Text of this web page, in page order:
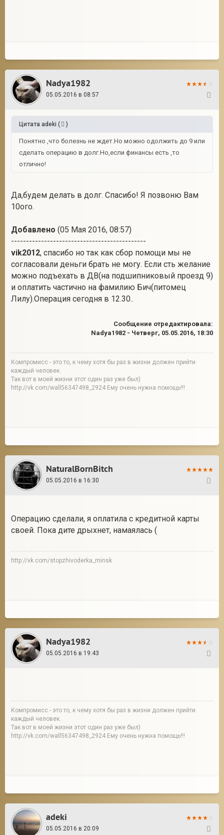
Nadya1982
05.05.2016 в 08:57
Цитата adeki ( )
Понятно ,что болезнь не ждет.Но можно одолжить до 9 или
сделать операцию в долг.Но,если финансы есть ,то
отлично!
Да,будем делать в долг. Спасибо! Я позвоню Вам
10ого.
Добавлено (05 Мая 2016, 08:57)
---------------------------------------------
vik2012, спасибо но так как сбор помощи мы не
согласовали деньги брать не могу. Если сть желание
можно подъехать в ДВ(на подшипниковый проезд 9)
и оплатить частично на фамилию Бич(питомец
Лилу).Операция сегодня в 12.30..
Сообщение отредактировала:
Nadya1982 - Четверг, 05.05.2016, 18:30
Компромисс - это то, к чему хотя бы раз в жизни должен прийти
каждый человек.
Так вот в моей жизни этот один раз уже был)
http://vk.com/wall56347498_2924 Ему очень нужна помощь!!!
NaturalBornBitch
05.05.2016 в 16:30
Операцию сделали, я оплатила с кредитной карты
своей. Пока дите дрыхнет, намаялась (
http://vk.com/stopzhivoderka_minsk
Nadya1982
05.05.2016 в 19:43
Компромисс - это то, к чему хотя бы раз в жизни должен прийти
каждый человек.
Так вот в моей жизни этот один раз уже был)
http://vk.com/wall56347498_2924 Ему очень нужна помощь!!!
adeki
05.05.2016 в 20:09